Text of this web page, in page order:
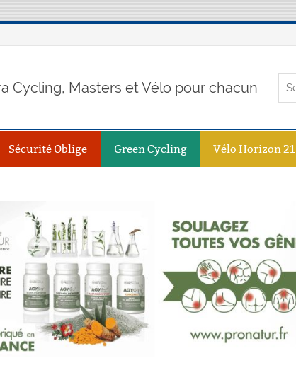
Cycling, Masters et Vélo pour chacun
Sécurité Oblige Green Cycling Vélo Horizon 21